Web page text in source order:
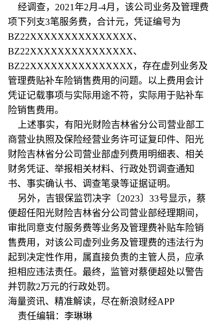
经调查，2021年2月-4月，该公司业务及管理费
项下列支3笔服务费，合计元，凭证编号为
BZ22XXXXXXXXXXXXXXX、
BZ22XXXXXXXXXXXXXXX、
BZ22XXXXXXXXXXXXXXX，存在虚列业务及
管理费贴补车险销售费用的问题。以上费用会计
凭证记载事项与实际用途不符，实际用于贴补车
险销售费用。
上述事实，有阳光财险吉林省分公司营业部工
商营业执照及保险经营业务许可证复印件、阳光
财险吉林省分公司营业部虚列费用明细表、相关
财务凭证、举报相关材料、行政处罚调查通知
书、事实确认书、调查笔录等证据证明。
另外，吉银保监罚决字〔2023〕33号显示，蔡
便超任阳光财险吉林省分公司营业部经理期间，
审批同意支付服务费等业务及管理费补贴车险销
售费用，对该公司虚列业务及管理费的违法行为
起到决定性作用，属直接负责的主管人员，应承
担相应违法责任。最终，监管对蔡便超处以警告
并罚款2万元的行政处罚。
海量资讯、精准解读，尽在新浪财经APP
责任编辑：李琳琳